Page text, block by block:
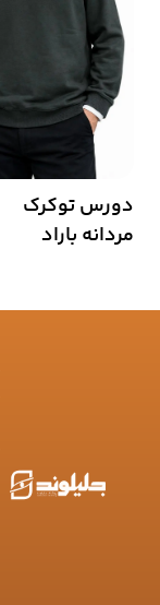
دورس توکرک
مردانه باراد